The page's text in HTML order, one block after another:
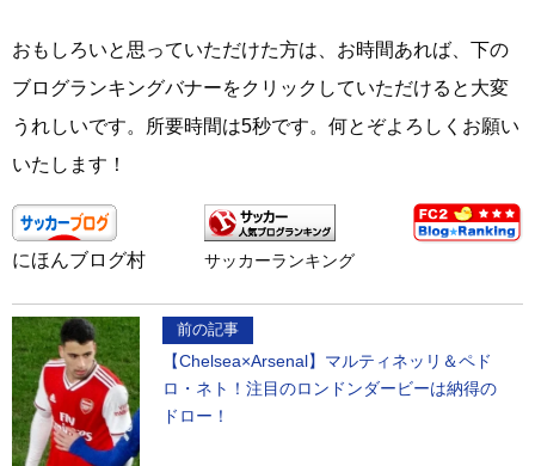
おもしろいと思っていただけた方は、お時間あれば、下の
ブログランキングバナーをクリックしていただけると大変
うれしいです。所要時間は5秒です。何とぞよろしくお願い
いたします！
にほんブログ村 サッカーランキング
前の記事
【Chelsea×Arsenal】マルティネッリ＆ペド
ロ・ネト！注目のロンドンダービーは納得の
ドロー！